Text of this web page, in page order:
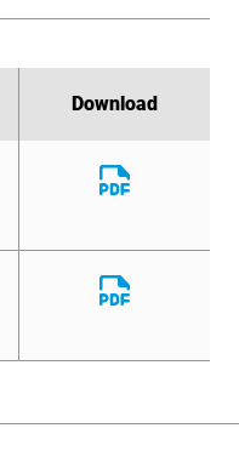
Download
File
File
Download
Download
File
Download
File